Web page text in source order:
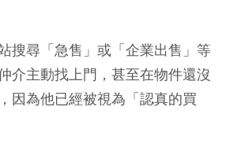
搜尋「急售」或「企業出售」等
介主動找上門，甚至在物件還沒
因為他已經被視為「認真的買